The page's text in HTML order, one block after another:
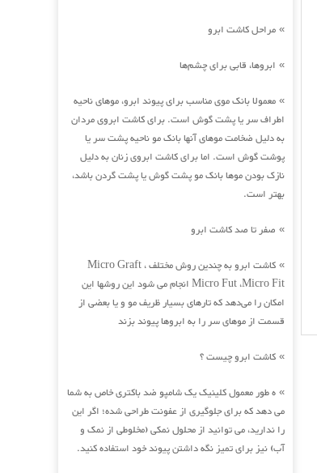
» مراحل کاشت ابرو
» ابروها، قابی برای چشم‌ها
» معمولا بانک موی مناسب برای پیوند ابرو، موهای ناحیه
اطراف سر یا پشت گوش است. برای کاشت ابروی مردان
به دلیل ضخامت موهای آنها بانک مو ناحیه پشت سر یا
پوشت گوش است. اما برای کاشت ابروی زنان به دلیل
نازک بودن موها بانک مو پشت گوش یا پشت گردن باشد،
بهتر است.
» صفر تا صد کاشت ابرو
»
کاشت ابرو به چندین روش مختلف Micro Graft ،
Micro Fut ،Micro Fit انجام می شود این روشها این
امکان را می‌دهد که تارهای بسیار ظریف مو و یا بعضی از
قسمت از موهای سر را به ابروها پیوند بزند
» کاشت ابرو چیست ؟
» ه طور معمول کلینیک یک شامپو ضد باکتری خاص به شما
می دهد که برای جلوگیری از عفونت طراحی شده؛ اگر این
را ندارید، می توانید از محلول نمکی (مخلوطی از نمک و
آب) نیز برای تمیز نگه داشتن پیوند خود استفاده کنید.